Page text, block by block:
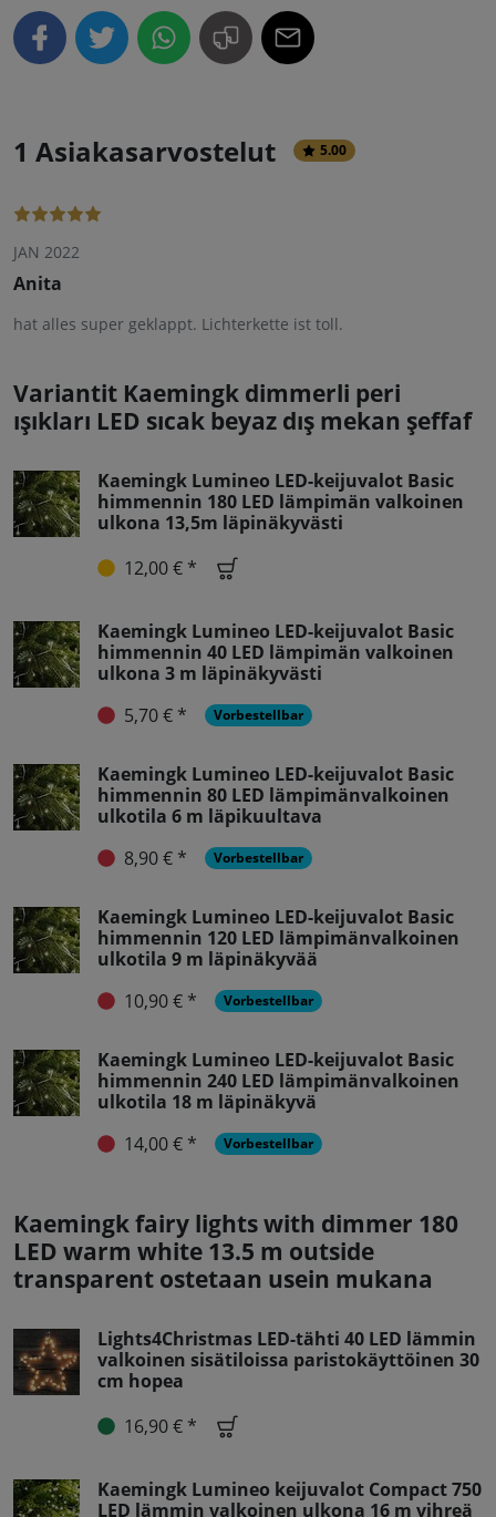
1 Asiakasarvostelut 5.00
JAN 2022
Anita
hat alles super geklappt. Lichterkette ist toll.
Variantit Kaemingk dimmerli peri
ışıkları LED sıcak beyaz dış mekan şeffaf
Kaemingk Lumineo LED-keijuvalot Basic
himmennin 180 LED lämpimän valkoinen
ulkona 13,5m läpinäkyvästi
12,00 € *
Kaemingk Lumineo LED-keijuvalot Basic
himmennin 40 LED lämpimän valkoinen
ulkona 3 m läpinäkyvästi
5,70 € *
Vorbestellbar
Kaemingk Lumineo LED-keijuvalot Basic
himmennin 80 LED lämpimänvalkoinen
ulkotila 6 m läpikuultava
8,90 € *
Vorbestellbar
Kaemingk Lumineo LED-keijuvalot Basic
himmennin 120 LED lämpimänvalkoinen
ulkotila 9 m läpinäkyvää
10,90 € *
Vorbestellbar
Kaemingk Lumineo LED-keijuvalot Basic
himmennin 240 LED lämpimänvalkoinen
ulkotila 18 m läpinäkyvä
14,00 € *
Vorbestellbar
Kaemingk fairy lights with dimmer 180
LED warm white 13.5 m outside
transparent ostetaan usein mukana
Lights4Christmas LED-tähti 40 LED lämmin
valkoinen sisätiloissa paristokäyttöinen 30
cm hopea
16,90 € *
Kaemingk Lumineo keijuvalot Compact 750
LED lämmin valkoinen ulkona 16 m vihreä